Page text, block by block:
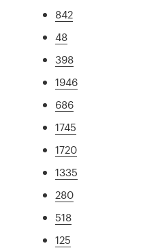
842
48
398
1946
686
1745
1720
1335
280
518
125